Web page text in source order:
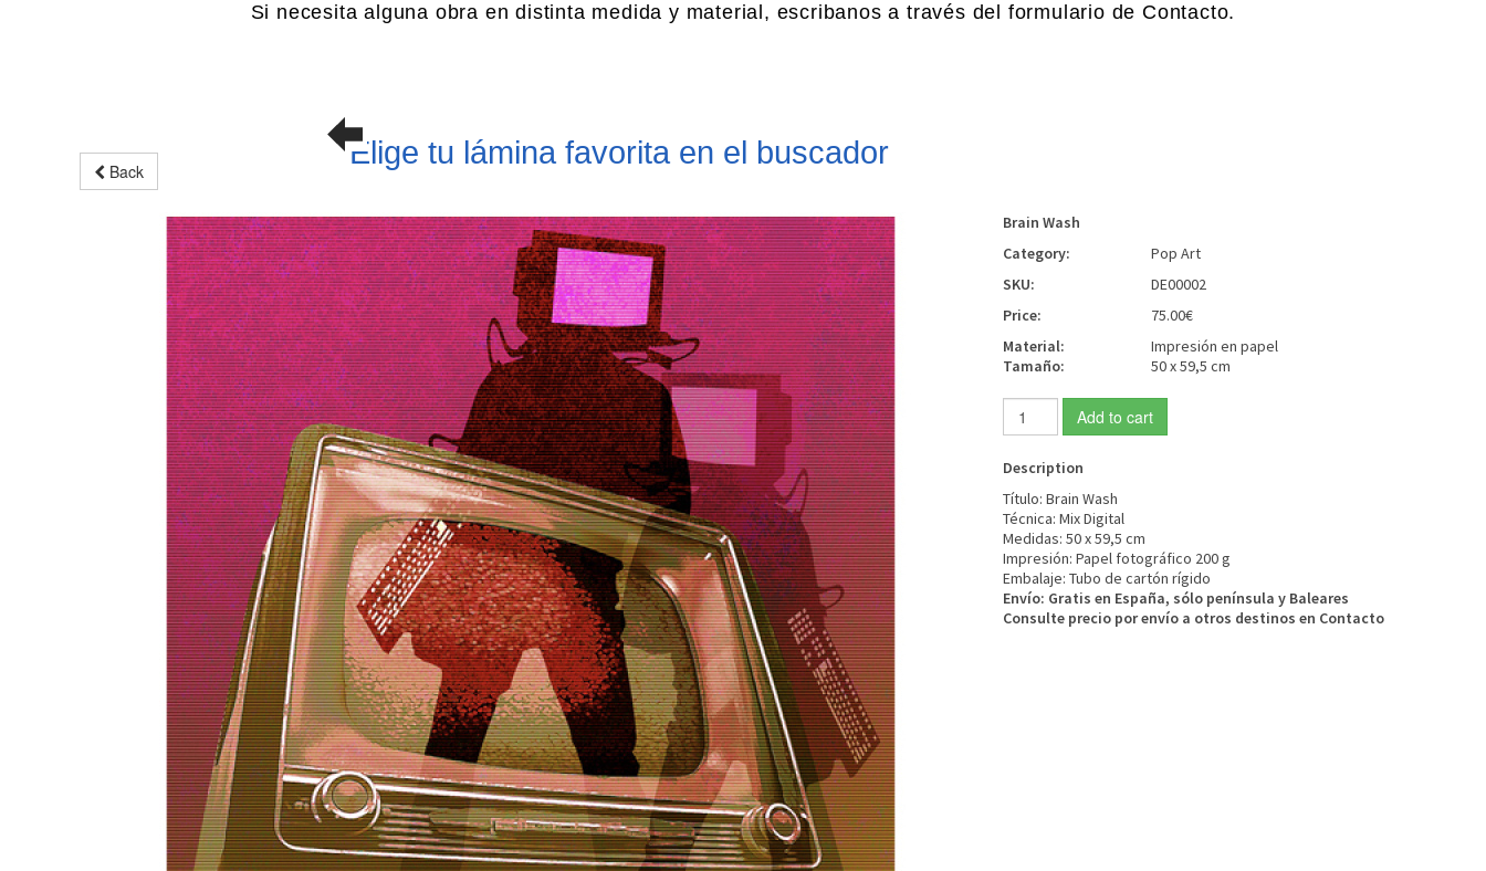
Back
Brain Wash
Category:
Pop Art
SKU:
DE00002
Price:
75.00€
Material:
Impresión en papel
Tamaño:
50 x 59,5 cm
Add to cart
Description
Tí­tulo: Brain Wash
Técnica: Mix Digital
Medidas: 50 x 59,5 cm
Impresión: Papel fotográfico 200 g
Embalaje: Tubo de cartón rígido
Envío: Gratis en España, sólo península y Baleares
Consulte precio por enví­o a otros destinos en Contacto
Si necesita alguna obra en distinta medida y material, escribanos a través del formulario de Contacto.
Elige tu lámina favorita en el buscador